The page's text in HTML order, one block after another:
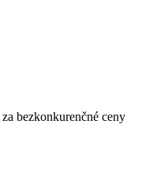
za bezkonkurenčné ceny